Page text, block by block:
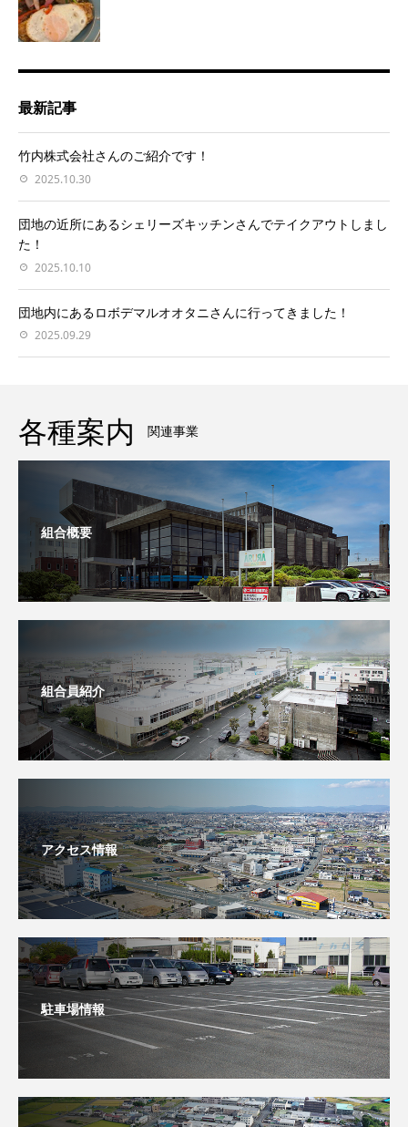
最新記事
竹内株式会社さんのご紹介です！
2025.10.30
団地の近所にあるシェリーズキッチンさんでテイクアウトしまし
た！
2025.10.10
団地内にあるロボデマルオオタニさんに行ってきました！
2025.09.29
各種案内 関連事業
組合概要
組合員紹介
アクセス情報
駐車場情報